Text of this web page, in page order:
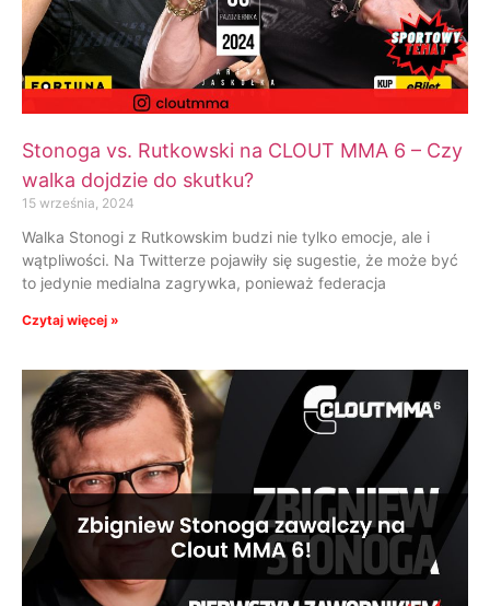
Stonoga vs. Rutkowski na CLOUT MMA 6 – Czy
walka dojdzie do skutku?
15 września, 2024
Walka Stonogi z Rutkowskim budzi nie tylko emocje, ale i
wątpliwości. Na Twitterze pojawiły się sugestie, że może być
to jedynie medialna zagrywka, ponieważ federacja
Czytaj więcej »